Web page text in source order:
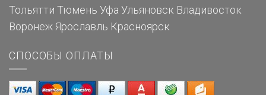
Тольятти Тюмень Уфа Ульяновск Владивосток
Воронеж Ярославль Красноярск
СПОСОБЫ ОПЛАТЫ